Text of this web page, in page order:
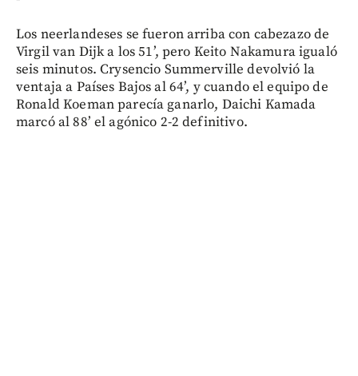
Los neerlandeses se fueron arriba con cabezazo de
Virgil van Dijk a los 51’, pero Keito Nakamura igualó
seis minutos. Crysencio Summerville devolvió la
ventaja a Países Bajos al 64’, y cuando el equipo de
Ronald Koeman parecía ganarlo, Daichi Kamada
marcó al 88’ el agónico 2-2 definitivo.